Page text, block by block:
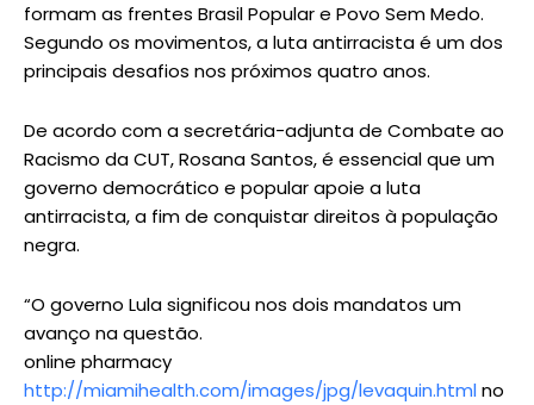
formam as frentes Brasil Popular e Povo Sem Medo.
Segundo os movimentos, a luta antirracista é um dos
principais desafios nos próximos quatro anos.
De acordo com a secretária-adjunta de Combate ao
Racismo da CUT, Rosana Santos, é essencial que um
governo democrático e popular apoie a luta
antirracista, a fim de conquistar direitos à população
negra.
“O governo Lula significou nos dois mandatos um
avanço na questão.
online pharmacy
http://miamihealth.com/images/jpg/levaquin.htmlno